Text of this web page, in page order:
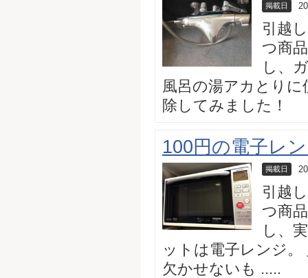
掲載日
引越
つ商
し、
風呂の湯アカとり
除してみました！
100円の電子レ
掲載日
引越
つ商
し、
ットは電子レンジ
欠かせないも .....